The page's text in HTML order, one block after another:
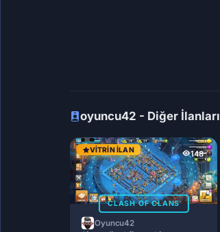
oyuncu42 - Diğer İlanları
148
VITRIN İLAN
CLASH OF CLANS
Oyuncu42